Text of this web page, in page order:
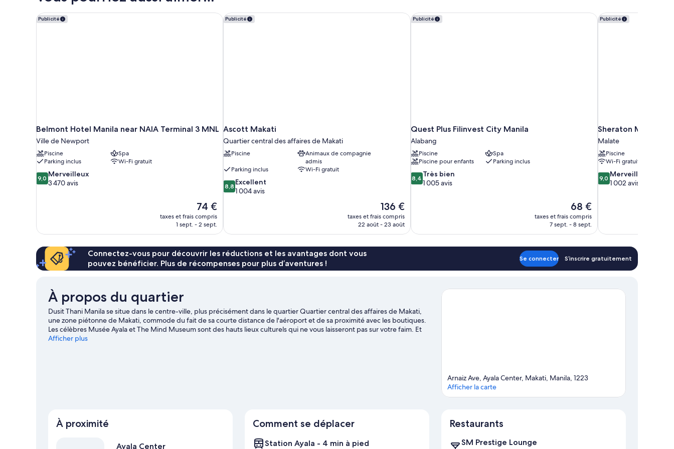
très
grand
lit
Suite
Club,
Publicité
Belmont Hotel Manila near NAIA Terminal 3 MNL
Ville de Newport
Piscine
Spa
Parking inclus
Wi-Fi gratuit
9.0
sur
9,0 Merveilleux
3 470 avis
Le
nouveau
prix
74 €
74 €
taxes et frais compris
1 sept. - 2 sept.
Belmont Hotel Manila near NAIA Terminal 3 MNL Publicité
Ascott Makati
Quartier central des affaires de Makati
Piscine
Animaux de compagnie
admis
Parking inclus
Wi-Fi gratuit
8.8
sur
8,8 Excellent
1 004 avis
Le
nouveau
prix
136 €
136 €
taxes et frais compris
22 août - 23 août
Ascott Makati Publicité
Quest Plus Filinvest City Manila
Alabang
Piscine
Spa
Piscine pour enfants
Parking inclus
8.4
sur
8,4Très bien
1 005 avis
Le
nouveau
prix
68 €
68 €
taxes et frais compris
7 sept. - 8 sept.
Quest Plus Filinvest City Manila Publicité
Sheraton Manila
Malate
Piscine
Wi-Fi gratuit
9.0
sur
9,0 Merveilleux
1 002 avis
Sheraton Manila Bay
Connectez-vous pour découvrir les réductions et les avantages dont vous
pouvez bénéficier. Plus de récompenses pour plus d’aventures !
Se connecter S’inscrire gratuitement
À propos du quartier
Dusit Thani Manila se situe dans le centre-ville, plus précisément dans le quartier Quartier central des affaires de Makati,
une zone piétonne de Makati, commode du fait de sa courte distance de l'aéroport et de sa proximité avec les boutiques.
Les célèbres Musée Ayala et The Mind Museum sont des hauts lieux culturels qui ne vous laisseront pas sur votre faim. Et
pour assouvir votre soif de shopping, dirigez-vous vers les tout aussi emblématiques SM Makati (magasin) et Glorietta
Afficher plus
Arnaiz Ave, Ayala Center, Makati, Manila, 1223
Afficher la carte
À proximité
Ayala Center
Comment se déplacer
Station Ayala - 4 min à pied
Restaurants
SM Prestige Lounge